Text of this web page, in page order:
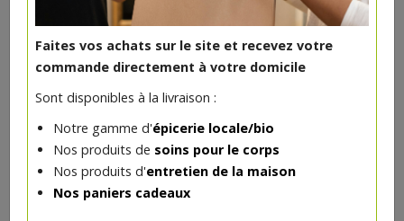
Faites vos achats sur le site et recevez votre
commande directement à votre domicile
Sont disponibles à la livraison :
Notre gamme d'épicerie locale/bio
Nos produits de soins pour le corps
Nos produits d'entretien de la maison
Nos paniers cadeaux
Anchois filets 115g